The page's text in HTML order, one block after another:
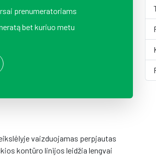
prenumeratoriams
bet kuriuo metu
vaizduojamas perpjautas
kontūro linijos leidžia lengvai